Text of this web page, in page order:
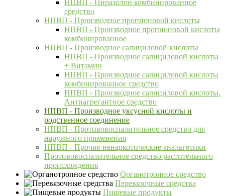
НПВП - Пиразолон комбинированное
средство
НПВП - Производное пропионовой кислоты
НПВП - Производное пропионовой кислоты
комбинированное
НПВП - Производное салициловой кислоты
НПВП - Производное салициловой кислоты
+ Витамин
НПВП - Производное салициловой кислоты
комбинированное средство
НПВП - Производное салициловой кислоты.
Антиагрегантное средство
НПВП - Производное уксусной кислоты и
родственное соединение
НПВП - Противовоспалительное средство для
наружного применения
НПВП - Прочие ненаркотические анальгетики
Противовоспалительное средство растительного
происхождения
Органотропное средство
Перевязочные средства
Пищевые продукты